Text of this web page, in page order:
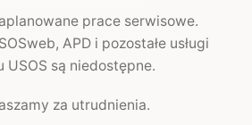
prace serwisowe.
APD i pozostałe usługi
USOS są niedostępne.
za utrudnienia.